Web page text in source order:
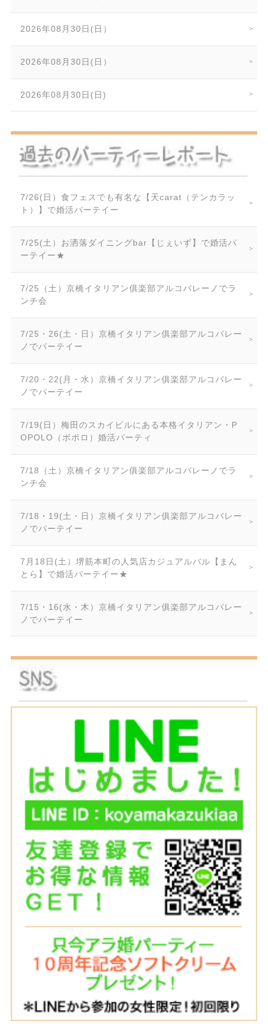
2026年08月30日(日）
2026年08月30日(日）
2026年08月30日(日)
7/26(日）食フェスでも有名な【天carat（テンカラッ
ト）】で婚活パーテイー
7/25(土）お洒落ダイニングbar【じぇいず】で婚活パ
ーテイー★
7/25（土）京橋イタリアン俱楽部アルコバレーノでラ
ンチ会
7/25・26(土・日）京橋イタリアン俱楽部アルコバレー
ノでパーテイー
7/20・22(月・水）京橋イタリアン俱楽部アルコバレー
ノでパーテイー
7/19(日）梅田のスカイビルにある本格イタリアン・P
OPOLO（ポポロ）婚活パーティ
7/18（土）京橋イタリアン俱楽部アルコバレーノでラ
ンチ会
7/18・19(土・日）京橋イタリアン俱楽部アルコバレー
ノでパーテイー
7月18日(土）堺筋本町の人気店カジュアルバル【まん
とら】で婚活パーテイー★
7/15・16(水・木）京橋イタリアン俱楽部アルコバレー
ノでパーテイー